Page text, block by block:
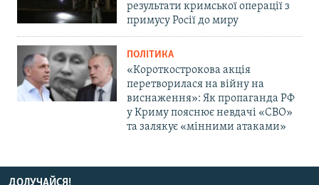
результати кримської операції з
примусу Росії до миру
ПОЛІТИКА
«Короткострокова акція
перетворилася на війну на
виснаження»: Як пропаганда РФ
у Криму пояснює невдачі «СВО»
та залякує «мінними атаками»